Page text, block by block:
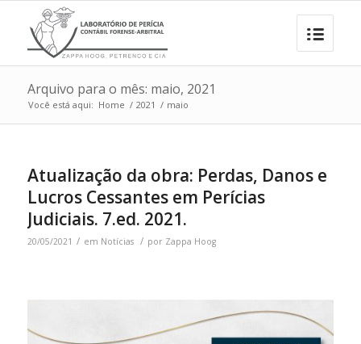
Arquivo para o mês: maio, 2021
Você está aqui: Home / 2021 / maio
Atualização da obra: Perdas, Danos e
Lucros Cessantes em Perícias
Judiciais. 7.ed. 2021.
20/05/2021 / em Notícias / por Zappa Hoog